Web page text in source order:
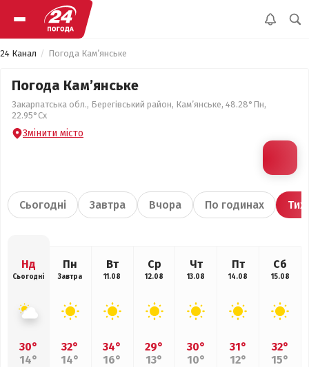
24 Канал Погода Кам’янське
Погода Кам’янське
Закарпатська обл., Берегівський район, Кам’янське, 48.28°Пн,
22.95°Сх
Змінити місто
Сьогодні Завтра Вчора По годинах
Нд
Сьогодні
30°
14°
Пн
Завтра
32°
14°
Вт
11.08
34°
16°
Ср
12.08
29°
13°
Чт
13.08
30°
10°
Пт
14.08
31°
12°
Сб
15.08
32°
15°